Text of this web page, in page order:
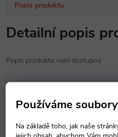
Používáme
Na základě toho, jak naše
Popis produktu
Detailní popis
Popis produktu není dostupný